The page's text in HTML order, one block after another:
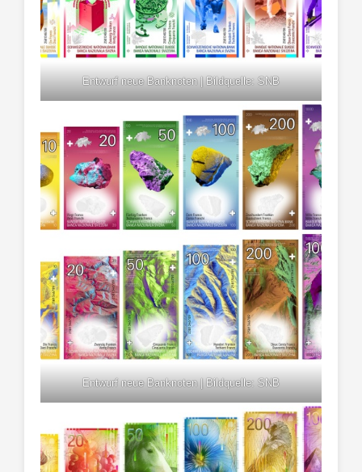
Entwurf neue Banknoten | Bildquelle: SNB
Entwurf neue Banknoten | Bildquelle: SNB